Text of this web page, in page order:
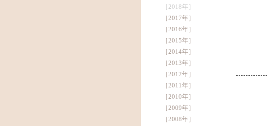
［2018年］
［2017年］
［2016年］
［2015年］
［2014年］
［2013年］
［2012年］
［2011年］
［2010年］
［2009年］
［2008年］